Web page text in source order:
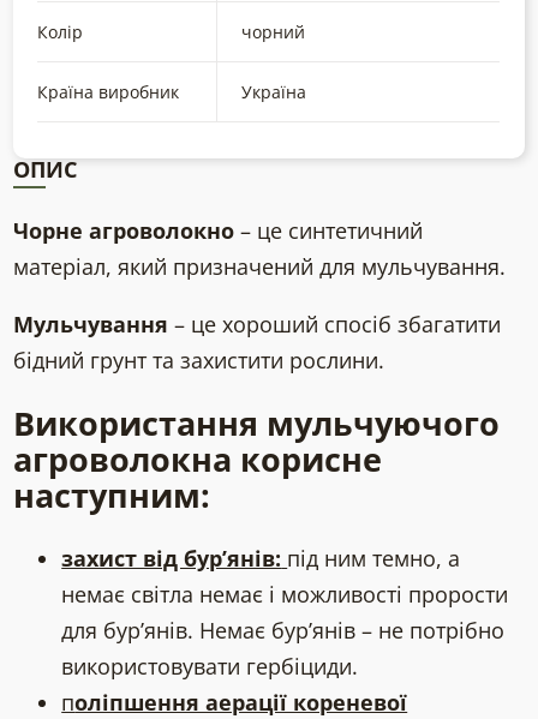
ОПИС
Чорне агроволокно – це синтетичний
матеріал, який призначений для мульчування.
Мульчування – це хороший спосіб збагатити
бідний грунт та захистити рослини.
Використання мульчуючого
агроволокна корисне
наступним:
захист від бур’янів: під ним темно, а
немає світла немає і можливості прорости
для бур’янів. Немає бур’янів – не потрібно
використовувати гербіциди.
поліпшення аерації кореневої
Колір чорний
Країна виробник Україна